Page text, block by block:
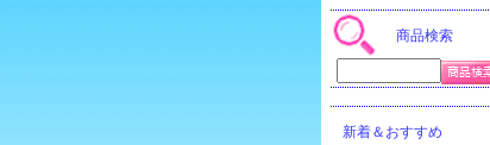
商品検索
新着＆おすすめ